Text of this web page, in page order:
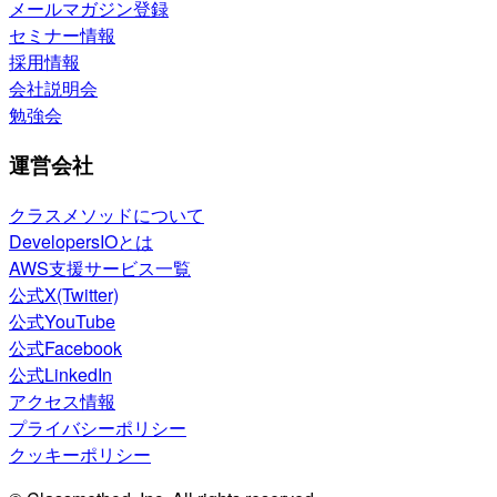
メールマガジン登録
セミナー情報
採用情報
会社説明会
勉強会
運営会社
クラスメソッドについて
DevelopersIOとは
AWS支援サービス一覧
公式X(Twitter)
公式YouTube
公式Facebook
公式LinkedIn
アクセス情報
プライバシーポリシー
クッキーポリシー